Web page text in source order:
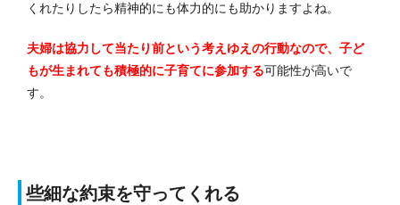
くれたりしたら精神的にも体力的にも助かりますよね。
夫婦は協力して当たり前という考えゆえの行動なので、子ど
もが生まれても積極的に子育てに参加する可能性が高いで
す。
些細な約束を守ってくれる